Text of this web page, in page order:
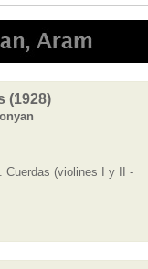
(1928)
Cuerdas (violines I y II -